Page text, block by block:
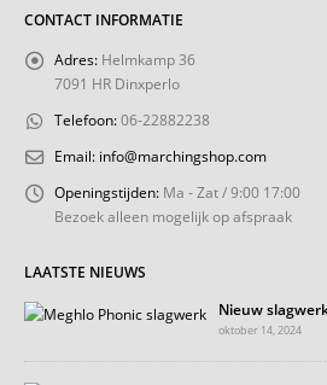
CONTACT INFORMATIE
Adres: Helmkamp 36
7091 HR Dinxperlo
Telefoon:06-22882238
Email: info@marchingshop.com
Openingstijden: Ma - Zat / 9:00 17:00
Bezoek alleen mogelijk op afspraak
LAATSTE NIEUWS
Nieuw
oktober 14, 2024